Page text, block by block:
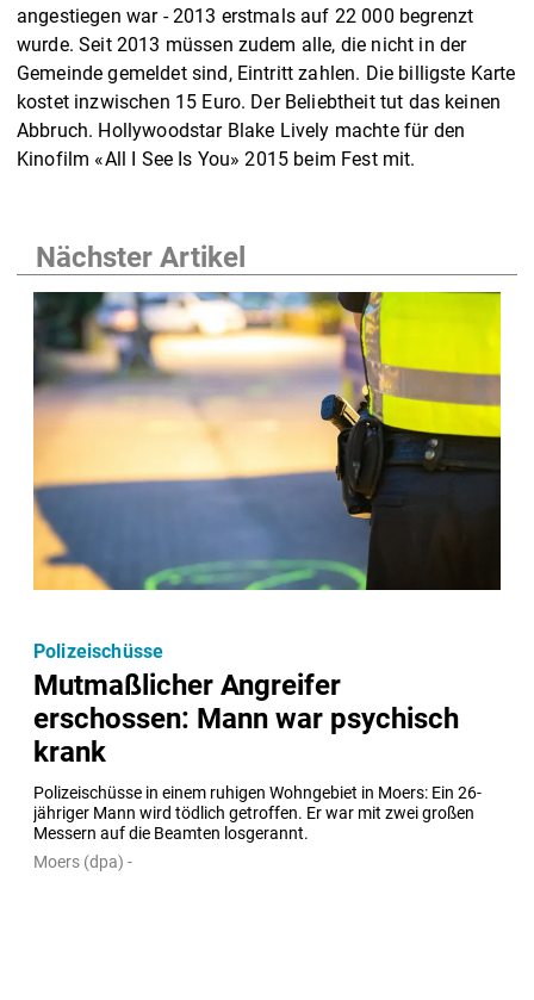
angestiegen war - 2013 erstmals auf 22 000 begrenzt
wurde. Seit 2013 müssen zudem alle, die nicht in der
Gemeinde gemeldet sind, Eintritt zahlen. Die billigste Karte
kostet inzwischen 15 Euro. Der Beliebtheit tut das keinen
Abbruch. Hollywoodstar Blake Lively machte für den
Kinofilm «All I See Is You» 2015 beim Fest mit.
Nächster Artikel
Mutmaßlicher Angreifer
erschossen: Mann war psychisch
krank
Polizeischüsse in einem ruhigen Wohngebiet in Moers: Ein 26-
jähriger Mann wird tödlich getroffen. Er war mit zwei großen
Messern auf die Beamten losgerannt.
Polizeischüsse
Moers (dpa) -